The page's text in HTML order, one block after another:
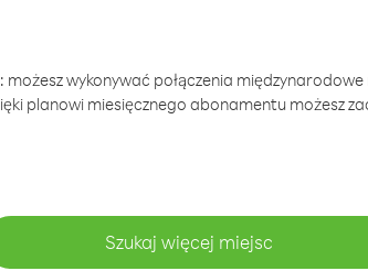
wykonywać połączenia
planowi miesięcznego abonamentu możesz
Szukaj więcej miejsc